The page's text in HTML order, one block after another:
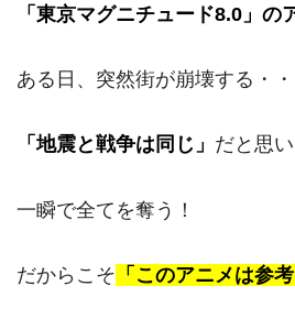
「東京マグニチュード8.0」の
ある日、突然街が崩壊する・・
「地震と戦争は同じ」 だと思い
一瞬で全てを奪う！
だからこそ 「このアニメは参考